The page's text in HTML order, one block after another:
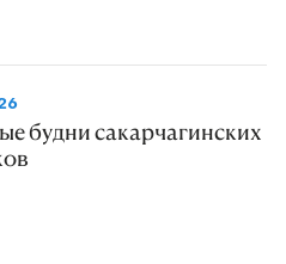
будни сакарчагинских